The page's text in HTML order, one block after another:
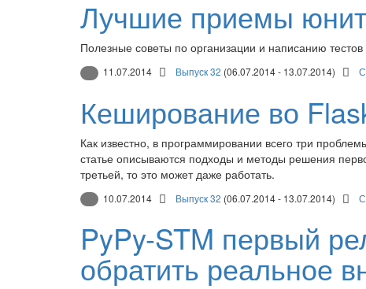
Лучшие приемы
Полезные советы по организации и написанию тестов
11.07.2014 Выпуск 32 (06.07.2014 - 13.07.2014)
Кеширование во
Как известно, в программировании всего три
статье описываются подходы и методы решения
третьей, то это может даже работать.
10.07.2014 Выпуск 32 (06.07.2014 - 13.07.2014)
PyPy-STM первый
обратить реальное